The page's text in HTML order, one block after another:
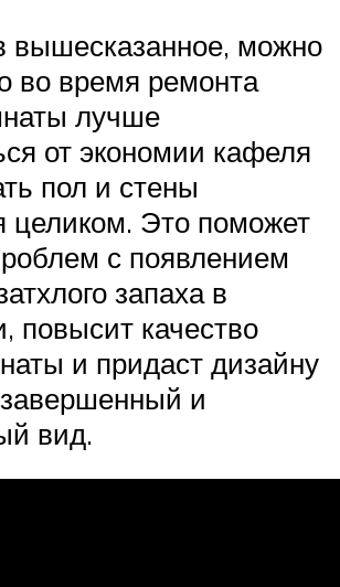
вышесказанное, можно
во время ремонта
лучше
от экономии кафеля
пол и стены
Это поможет
с появлением
запаха в
повысит качество
и придаст дизайну
и
вид.